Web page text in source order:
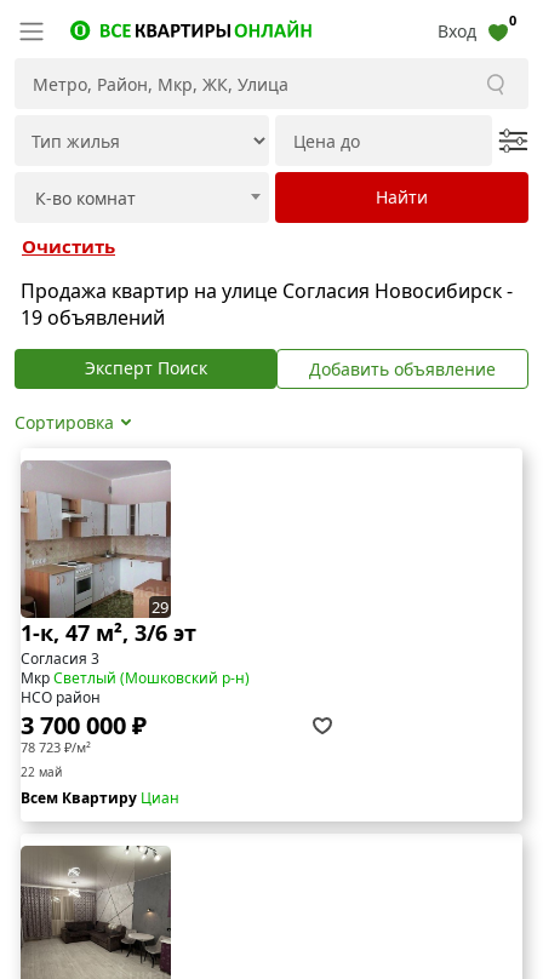
Вход 0
Очистить
Продажа квартир на улице Согласия Новосибирск -
19 объявлений
Эксперт Поиск Добавить объявление
Сортировка
29
1-к, 47 м², 3/6 эт
Согласия 3
МкрСветлый (Мошковский р-н)
НСО район
3 700 000 ₽
78 723 ₽/м²
22 май
Всем Квартиру Циан